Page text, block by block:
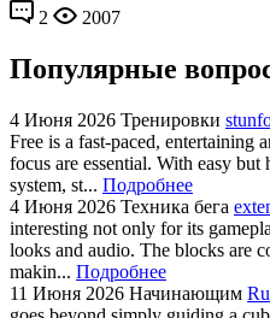
2
2007
Популярные
4 Июня 2026 Тренировки
Free is a fast-paced, entertaining
focus are essential. With easy but
system, st... Подробнее
4 Июня 2026 Техника бега
interesting not only for its
looks and audio. The blocks are
makin... Подробнее
11 Июня 2026 Начинающим